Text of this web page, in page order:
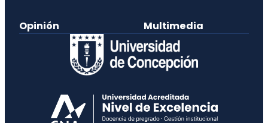
Opinión Multimedia